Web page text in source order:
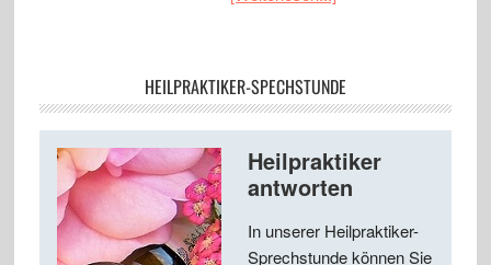
HEILPRAKTIKER-SPECHSTUNDE
Heilpraktiker
antworten
In unserer Heilpraktiker-
Sprechstunde können Sie